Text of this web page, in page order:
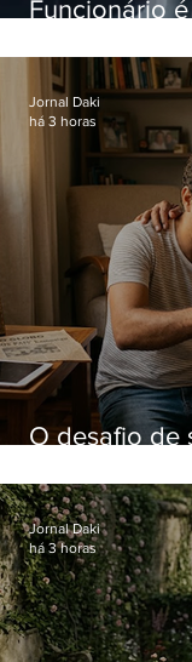
Funcionário
Hospital do
O desafio de
Jornal Daki
há 3 horas
Jornal Daki
há 3 horas